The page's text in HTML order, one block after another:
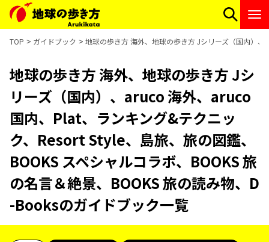
TOP ガイドブック 地球の歩き方 海外、地球の歩き方 Jシリーズ（国内）
地球の歩き方 海外、地球の歩き方 Jシ
リーズ（国内）、aruco 海外、aruco
国内、Plat、ランキング&テクニッ
ク、Resort Style、島旅、旅の図鑑、
BOOKS スペシャルコラボ、BOOKS 旅
の名言＆絶景、BOOKS 旅の読み物、D
-Booksのガイドブック一覧